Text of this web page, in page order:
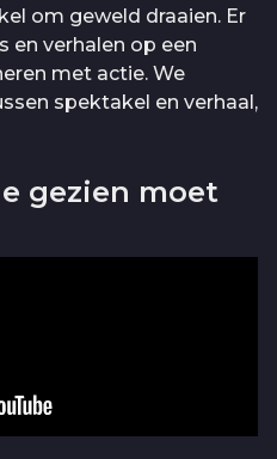
om geweld draaien. Er
en verhalen op een
met actie. We
spektakel en verhaal,
gezien moet